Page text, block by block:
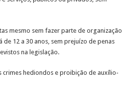
mesmo sem fazer parte de organização
12 a 30 anos, sem prejuízo de penas
na legislação.
crimes hediondos e proibição de auxílio-